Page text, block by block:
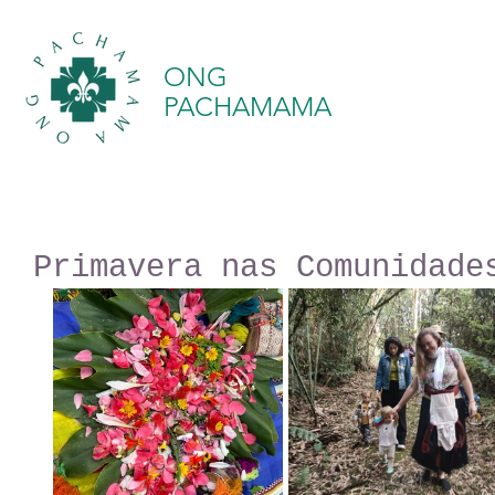
ONG
PACHAMAMA
Primavera nas